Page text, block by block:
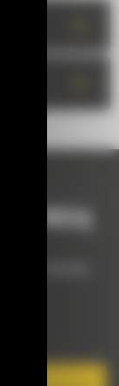
TWOJĄ
maszyny